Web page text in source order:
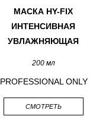
МАСКА HY-FIX
ИНТЕНСИВНАЯ
УВЛАЖНЯЮЩАЯ
200 мл
PROFESSIONAL ONLY
СМОТРЕТЬ